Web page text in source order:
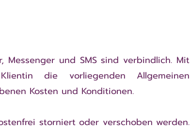
Messenger und SMS sind verbindlich. Mit
die vorliegenden Allgemeinen
Kosten und Konditionen.
storniert oder verschoben werden.